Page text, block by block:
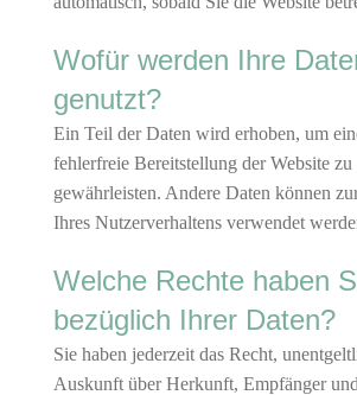
Wofür werden Ihre
genutzt?
Ein Teil der Daten wird erhoben, um
fehlerfreie Bereitstellung der Website zu
gewährleisten. Andere Daten können
Ihres Nutzerverhaltens verwendet
Welche Rechte haben
bezüglich Ihrer Daten?
Sie haben jederzeit das Recht,
Auskunft über Herkunft, Empfänger